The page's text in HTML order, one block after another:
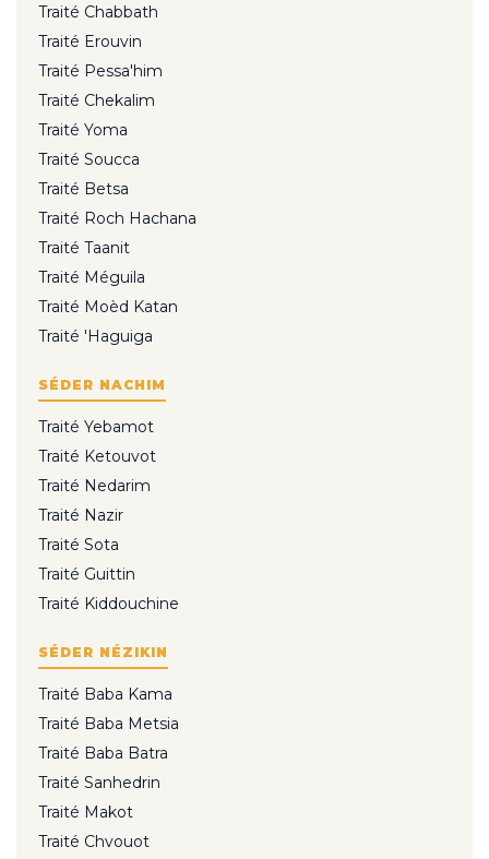
Traité Chabbath
Traité Erouvin
Traité Pessa'him
Traité Chekalim
Traité Yoma
Traité Soucca
Traité Betsa
Traité Roch Hachana
Traité Taanit
Traité Méguila
Traité Moèd Katan
Traité 'Haguiga
SÉDER NACHIM
Traité Yebamot
Traité Ketouvot
Traité Nedarim
Traité Nazir
Traité Sota
Traité Guittin
Traité Kiddouchine
SÉDER NÉZIKIN
Traité Baba Kama
Traité Baba Metsia
Traité Baba Batra
Traité Sanhedrin
Traité Makot
Traité Chvouot